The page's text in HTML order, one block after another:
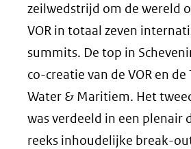
zeilwedstrijd om de wereld
VOR in totaal zeven
summits. De top in
co-creatie van de VOR en
Water & Maritiem. Het
was verdeeld in een plenair
reeks inhoudelijke break-